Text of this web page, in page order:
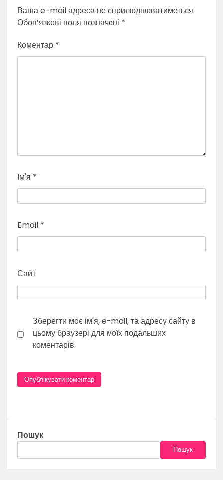
Ваша e-mail адреса не оприлюднюватиметься.
Обов’язкові поля позначені *
Коментар *
Ім'я *
Email *
Сайт
Зберегти моє ім'я, e-mail, та адресу сайту в
цьому браузері для моїх подальших
коментарів.
Пошук
Пошук